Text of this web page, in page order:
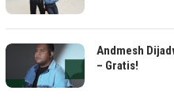
Andmesh
– Gratis!